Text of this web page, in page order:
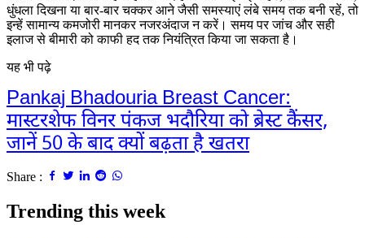
धुंधला दिखना या बार-बार चक्कर आने जैसी समस्याएं लंबे समय तक बनी रहें, तो
इन्हें सामान्य कमजोरी मानकर नजरअंदाज न करें। समय पर जांच और सही
इलाज से बीमारी को काफी हद तक नियंत्रित किया जा सकता है।
यह भी पढ़े
Pankaj Bhadouria Breast Cancer:
मास्टरशेफ विनर पंकज भदौरिया को ब्रेस्ट कैंसर,
जानें 50 के बाद क्यों बढ़ता है खतरा
Share :
Trending this week